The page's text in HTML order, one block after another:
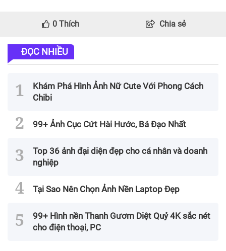
0 Thích Chia sẻ
ĐỌC NHIỀU
Khám Phá Hình Ảnh Nữ Cute Với Phong Cách
Chibi
99+ Ảnh Cục Cứt Hài Hước, Bá Đạo Nhất
Top 36 ảnh đại diện đẹp cho cá nhân và doanh
nghiệp
Tại Sao Nên Chọn Ảnh Nền Laptop Đẹp
99+ Hình nền Thanh Gươm Diệt Quỷ 4K sắc nét
cho điện thoại, PC